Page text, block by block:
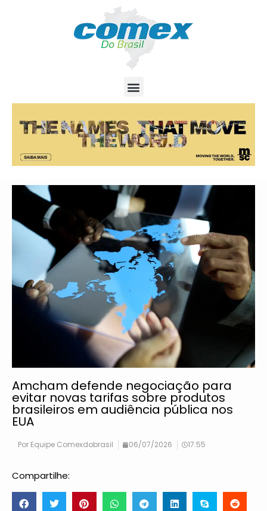
Amcham defende negociação para
evitar novas tarifas sobre produtos
brasileiros em audiência pública nos
EUA
Por Equipe Comexdobrasil 06/07/2026 17:55
Compartilhe: